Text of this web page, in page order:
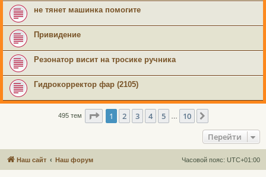
не тянет машинка помогите
Привидение
Резонатор висит на тросике ручника
Гидрокорректор фар (2105)
495 тем Страница из 10
1 2 3 4 5 10
Перейти
Наш сайт Наш форум Часовой пояс: UTC+01:00